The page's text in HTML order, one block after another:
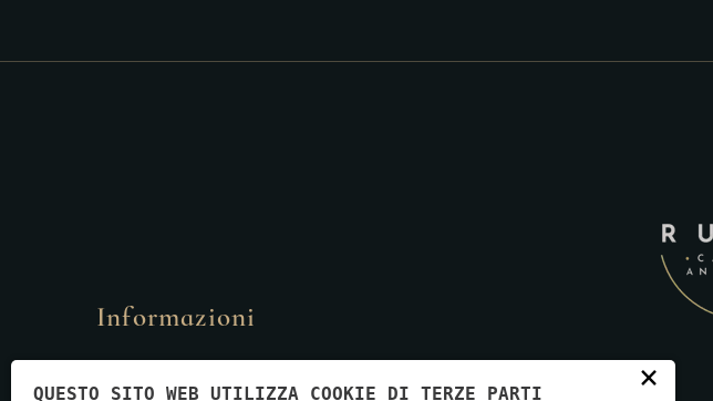
Informazioni
Via Enrico Fermi, 57 - 37135 - Verona ×
QUESTO SITO WEB UTILIZZA COOKIE DI TERZE PARTI